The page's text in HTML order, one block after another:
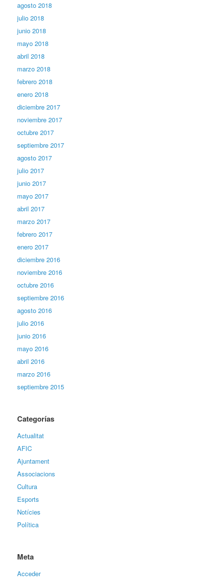
agosto 2018
julio 2018
junio 2018
mayo 2018
abril 2018
marzo 2018
febrero 2018
enero 2018
diciembre 2017
noviembre 2017
octubre 2017
septiembre 2017
agosto 2017
julio 2017
junio 2017
mayo 2017
abril 2017
marzo 2017
febrero 2017
enero 2017
diciembre 2016
noviembre 2016
octubre 2016
septiembre 2016
agosto 2016
julio 2016
junio 2016
mayo 2016
abril 2016
marzo 2016
septiembre 2015
Categorías
Actualitat
AFIC
Ajuntament
Associacions
Cultura
Esports
Notícies
Política
Meta
Acceder